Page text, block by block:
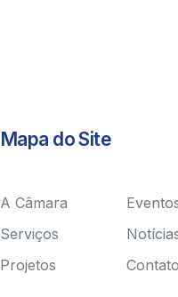
Mapa do Site
A Câmara
Serviços
Projetos
Contato